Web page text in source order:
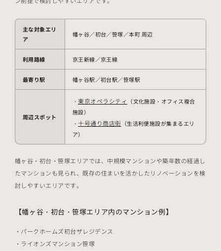
主な対象エリ
ア
幡ヶ谷／初台／笹塚／本町 周辺
利用路線 京王新線／京王線
最寄り駅 幡ヶ谷駅／初台駅／笹塚駅
周辺スポット
・ 東京オペラシティ
（文化施設・オフィス複合
施設）
・十号通り商店街 （生活利便施設が集まるエリ
ア）
幡ヶ谷・初台・笹塚エリアでは、中規模マンションや築年数の経過し
たマンションも見られ、既存の住まいを活かしたリノベーションを検
討しやすいエリアです。
【幡ヶ谷・初台・笹塚エリア内のマンション例】
パークホームズ初台ザレジデンス
ライオンズマンション笹塚